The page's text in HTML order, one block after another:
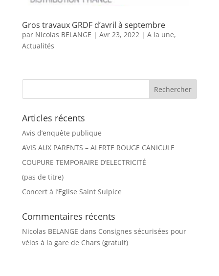
Gros travaux GRDF d’avril à septembre
par Nicolas BELANGE | Avr 23, 2022| A la une,
Actualités
Articles récents
Avis d’enquête publique
AVIS AUX PARENTS – ALERTE ROUGE CANICULE
COUPURE TEMPORAIRE D’ELECTRICITÉ
(pas de titre)
Concert à l’Eglise Saint Sulpice
Commentaires récents
Nicolas BELANGE dans Consignes sécurisées pour
vélos à la gare de Chars (gratuit)